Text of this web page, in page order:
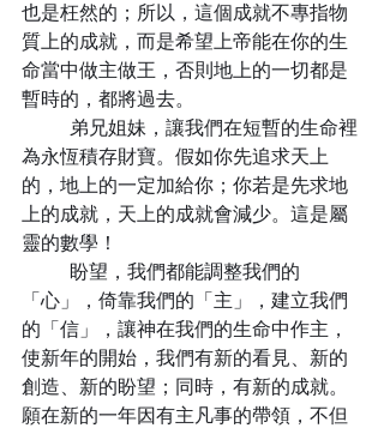
也是枉然的；所以，這個成就不專指物
質上的成就，而是希望上帝能在你的生
命當中做主做王，否則地上的一切都是
暫時的，都將過去。
為永恆積存財寶。假如你先追求天上
的，地上的一定加給你；你若是先求地
上的成就，天上的成就會減少。這是屬
靈的數學！
「心」，倚靠我們的「主」，建立我們
的「信」，讓神在我們的生命中作主，
使新年的開始，我們有新的看見、新的
創造、新的盼望；同時，有新的成就。
願在新的一年因有主凡事的帶領，不但